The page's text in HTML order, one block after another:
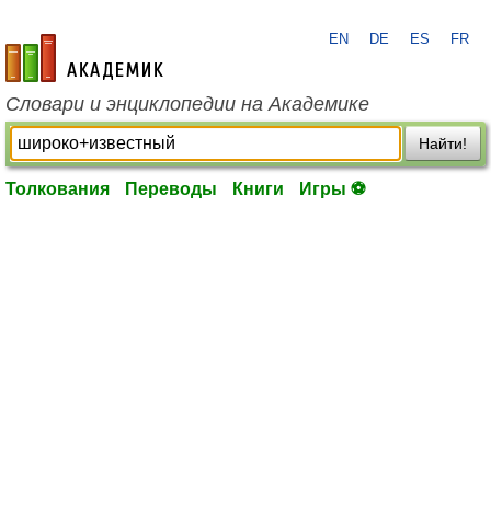
academic.ru
EN DE ES FR
Словари и энциклопедии на Академике
Найти!
Толкования Переводы Книги Игры ⚽